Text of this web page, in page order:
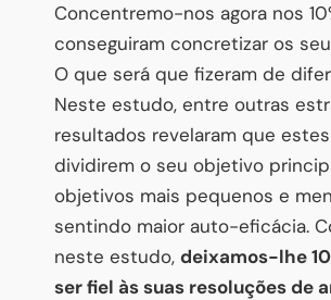
Concentremo-nos agora nos
conseguiram concretizar os
O que será que fizeram de
Neste estudo, entre outras
resultados revelaram que
dividirem o seu objetivo
objetivos mais pequenos e
sentindo maior auto-eficácia.
neste estudo, deixamos-lhe
ser fiel às suas resoluções de